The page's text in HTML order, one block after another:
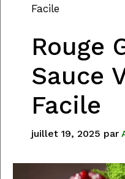
Facile
Rouge
Sauce
Facile
juillet 19, 2025 par